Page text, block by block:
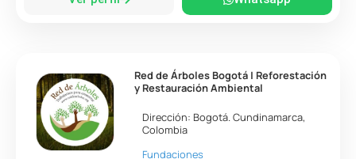
Red de Árboles Bogotá | Reforestación
y Restauración Ambiental
Dirección: Bogotá.Cundinamarca,
Colombia
Fundaciones